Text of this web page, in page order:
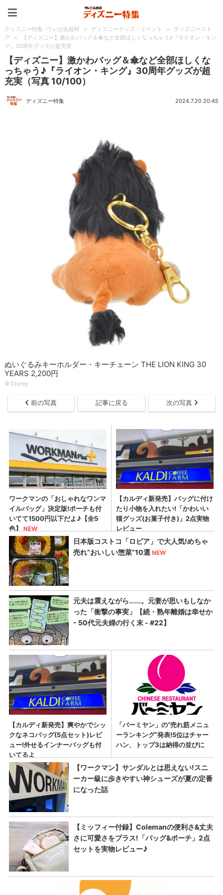
ディズニー特集 -ウレぴあ総研 > ディズニーグッズ・イベント >
ディズニースト
ア
>
【ディズニー】激かわバッグ＆傘など全部ほしくなっちゃう♪『ライオン・キン
グ』30周年グッズが超充実
【ディズニー】激かわバッグ＆傘など全部ほしくな
っちゃう♪『ライオン・キング』30周年グッズが超
充実（写真 10/100）
ディズニー特集 2024.7.20 20:45
ぬいぐるみキーホルダー・キーチェーン THE LION KING 30
YEARS 2,200円
© Disney
前の写真 記事に戻る 次の写真